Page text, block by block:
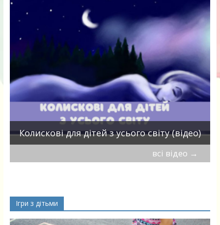
Колискові для дітей з усього світу (відео)
всі відео →
Ігри з дітьми